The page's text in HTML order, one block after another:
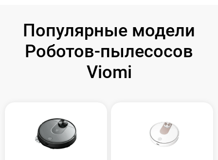
Популярные модели
Роботов-пылесосов
Viomi